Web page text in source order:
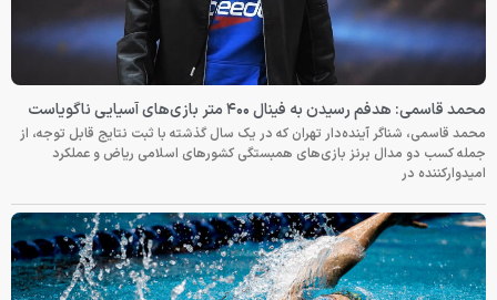
متر بازی‌های آسیایی ناگویاست
تهران که در یک سال گذشته با ثبت نتایج قابل توجه، از
بازی‌های همبستگی کشورهای اسلامی ریاض و عملکرد